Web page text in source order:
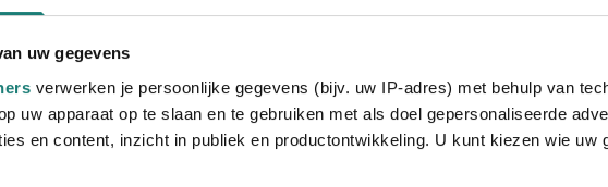
uw gegevens
verwerken je persoonlijke gegevens (bijv. uw IP-adres) met behulp van
uw apparaat op te slaan en te gebruiken met als doel gepersonaliseerde
en content, inzicht in publiek en productontwikkeling. U kunt kiezen wie uw
cm x 7 cm (l x b x h)